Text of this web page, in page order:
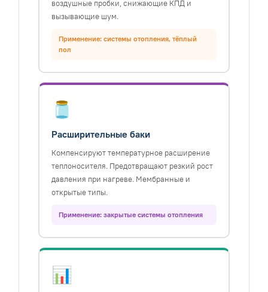
воздушные пробки, снижающие КПД и
вызывающие шум.
Применение: системы отопления, тёплый
пол
🫙
Расширительные баки
Компенсируют температурное расширение
теплоносителя. Предотвращают резкий рост
давления при нагреве. Мембранные и
открытые типы.
Применение: закрытые системы отопления
📊